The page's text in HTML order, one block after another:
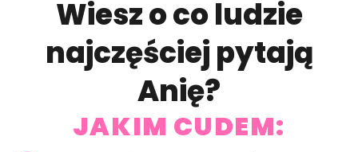
Wiesz o co ludzie
najczęściej pytają
Anię?
JAKIM CUDEM: